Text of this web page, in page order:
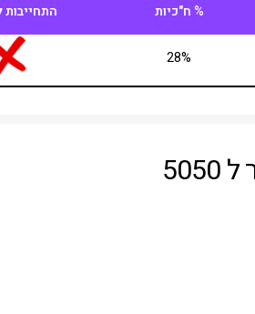
% ח"כיות התחייבות ל-
28%